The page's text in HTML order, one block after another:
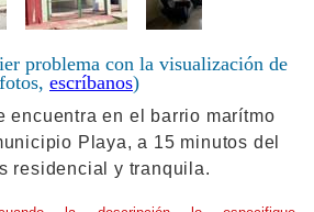
problema con la visualización de
fotos, escríbanos)
encuentra en el barrio marítmo
Playa, a 15 minutos del
residencial y tranquila.